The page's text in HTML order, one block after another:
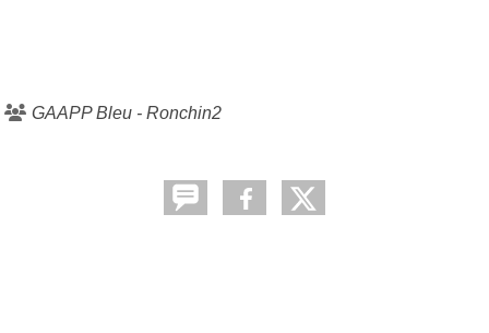
GAAPP Bleu - Ronchin2